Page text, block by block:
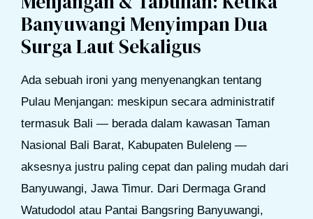
Banyuwangi Menyimpan Dua
Surga Laut Sekaligus
Ada sebuah ironi yang menyenangkan tentang
Pulau Menjangan: meskipun secara administratif
termasuk Bali — berada dalam kawasan Taman
Nasional Bali Barat, Kabupaten Buleleng —
aksesnya justru paling cepat dan paling mudah dari
Banyuwangi, Jawa Timur. Dari Dermaga Grand
Watudodol atau Pantai Bangsring Banyuwangi,